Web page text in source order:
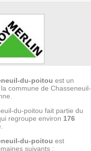
du-poitou est un
commune de Chasseneuil-
du-poitou fait partie du
regroupe environ 176
du-poitou est
suivants :